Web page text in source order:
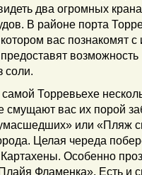
два огромных
В районе порта
вас познакомят
соли.
самой Торревьехе
смущают вас их порой
или «Пляж
Целая череда
Особенно
Фламенка». Есть и